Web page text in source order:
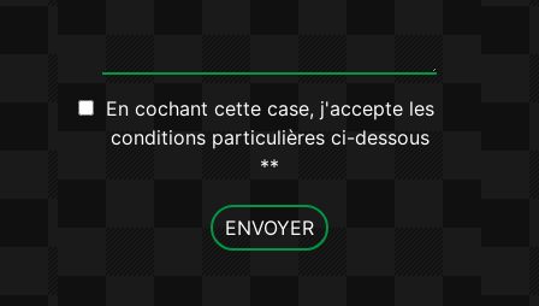
En cochant cette case, j'accepte les
conditions particulières ci-dessous
**
ENVOYER